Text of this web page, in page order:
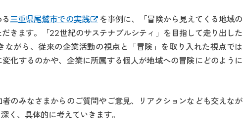
三重県尾鷲市での実践
を事例に、「冒険から見えてくる地域の
きます。「22世紀のサステナブルシティ」を目指して走り出した
ながら、従来の企業活動の視点と「冒険」を取り入れた視点では
変化するのかや、企業に所属する個人が地域への冒険にどのように
のみなさまからのご質問やご意見、リアクションなども交えなが
く、具体的に考えていきます。